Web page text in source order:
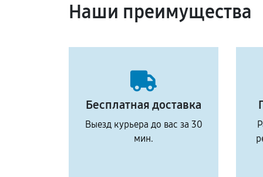
Наши преимущества
Бесплатная доставка
Выезд курьера до вас за 30
мин.